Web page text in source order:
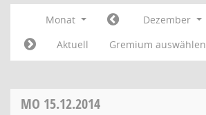
Monat Dezember
Aktuell
Gremium auswählen
MO 15.12.2014